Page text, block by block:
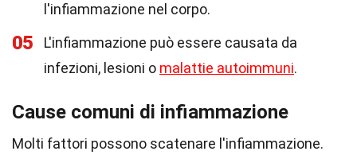
l'infiammazione nel corpo.
05
L'infiammazione può essere causata da
infezioni, lesioni o malattie autoimmuni.
Cause comuni di infiammazione
Molti fattori possono scatenare l'infiammazione.